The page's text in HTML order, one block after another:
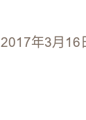
2017年3月16